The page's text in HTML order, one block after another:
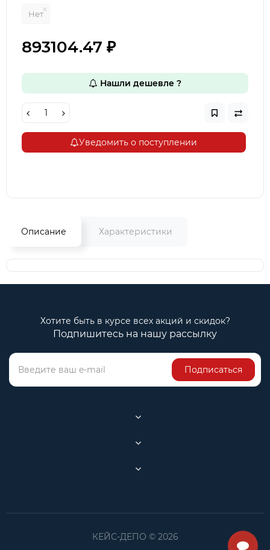
Нет
893104.47 ₽
Нашли дешевле ?
Уведомить о поступлении
Описание Характеристики
Хотите быть в курсе всех акций и скидок?
Подпишитесь на нашу рассылку
Подписаться
КЕЙС-ДЕПО © 2026